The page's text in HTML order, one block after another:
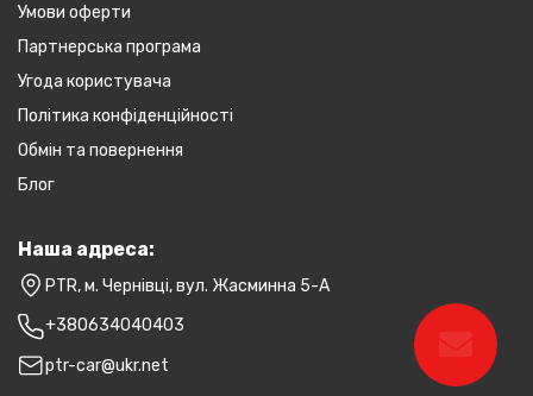
Умови оферти
Партнерська програма
Угода користувача
Політика конфіденційності
Обмін та повернення
Блог
Наша адреса:
PTR, м. Чернівці, вул. Жасминна 5-А
+380634040403
ptr-car@ukr.net